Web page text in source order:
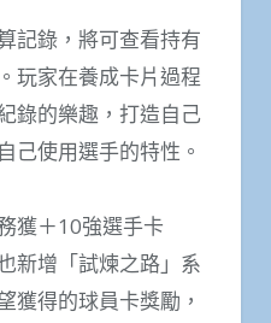
錄，將可查看持有
玩家在養成卡片過程
錄的樂趣，打造自己
己使用選手的特性。
獲＋10強選手卡
增「試煉之路」系
獲得的球員卡獎勵，